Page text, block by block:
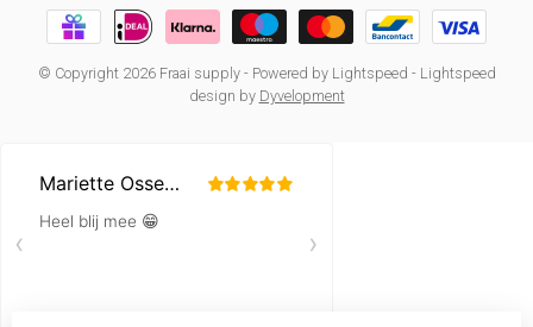
© Copyright 2026 Fraai supply- Powered by Lightspeed - Lightspeed
design by Dyvelopment